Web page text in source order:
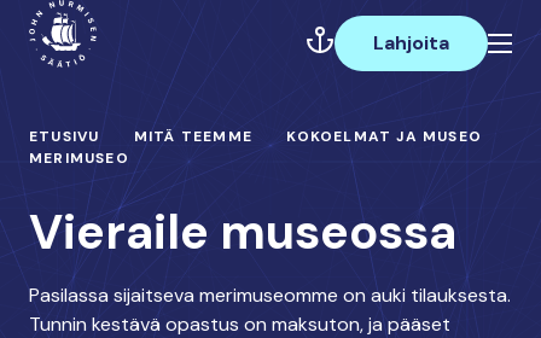
Hyppää
sisältöön
Päävalikko
Lahjoita
ETUSIVU MITÄ TEEMME
KOKOELMAT JA MUSEO
MERIMUSEO
Vieraile museossa
Pasilassa sijaitseva merimuseomme on auki tilauksesta.
Tunnin kestävä opastus on maksuton, ja pääset